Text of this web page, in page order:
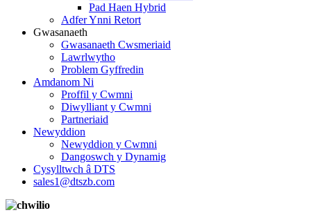
Pad Haen Hybrid
Adfer Ynni Retort
Gwasanaeth
Gwasanaeth Cwsmeriaid
Lawrlwytho
Problem Gyffredin
Amdanom Ni
Proffil y Cwmni
Diwylliant y Cwmni
Partneriaid
Newyddion
Newyddion y Cwmni
Dangoswch y Dynamig
Cysylltwch â DTS
sales1@dtszb.com